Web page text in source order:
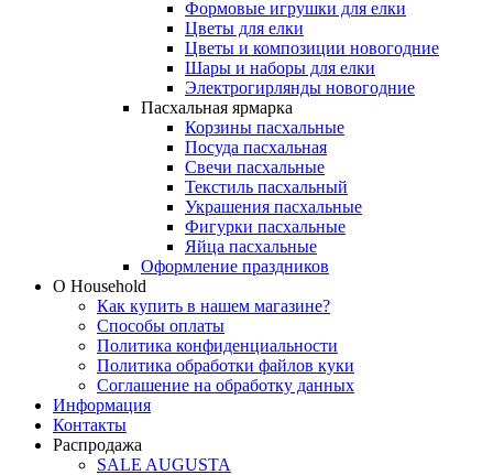
Формовые игрушки для елки
Цветы для елки
Цветы и композиции новогодние
Шары и наборы для елки
Электрогирлянды новогодние
Пасхальная ярмарка
Корзины пасхальные
Посуда пасхальная
Свечи пасхальные
Текстиль пасхальный
Украшения пасхальные
Фигурки пасхальные
Яйца пасхальные
Оформление праздников
О Household
Как купить в нашем магазине?
Способы оплаты
Политика конфиденциальности
Политика обработки файлов куки
Соглашение на обработку данных
Информация
Контакты
Распродажа
SALE AUGUSTA